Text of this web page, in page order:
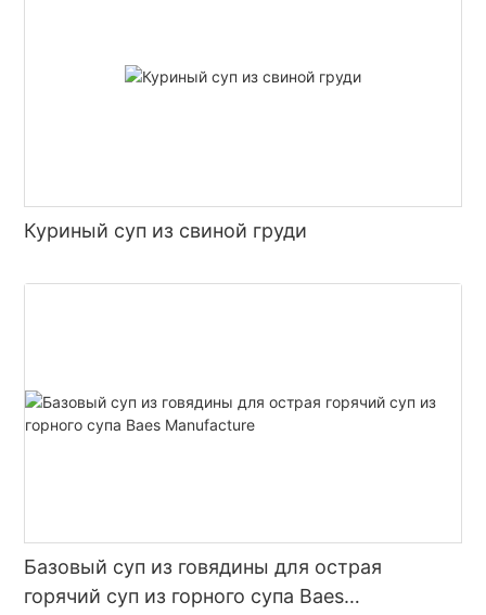
Куриный суп из свиной груди
Базовый суп из говядины для острая
горячий суп из горного супа Baes